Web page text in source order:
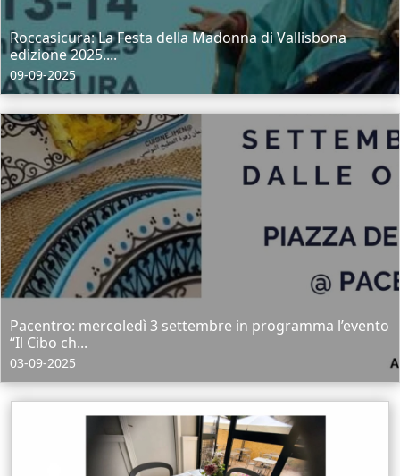
Roccasicura: La Festa della Madonna di Vallisbona
edizione 2025....
09-09-2025
Pacentro: mercoledì 3 settembre in programma l’evento
“Il Cibo ch...
03-09-2025